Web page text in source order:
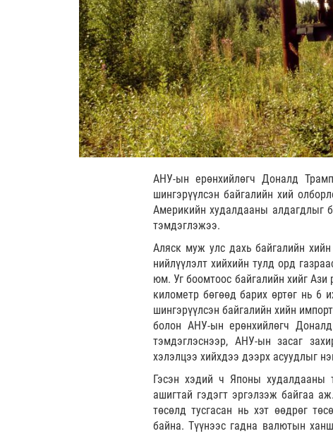
АНУ-ын ерөнхийлөгч Доналд
шингэрүүлсэн байгалийн хий
Америкийн худалдааны алдагдлыг
тэмдэглэжээ.
Аляск муж улс дахь байгалийн
нийлүүлэлт хийхийн тулд орд
юм. Уг боомтоос байгалийн хийг
километр бөгөөд барих өртөг нь
шингэрүүлсэн байгалийн хийн
болон АНУ-ын ерөнхийлөгч
тэмдэглэснээр, АНУ-ын засаг
хэлэлцээ хийхдээ дээрх асуудлыг
Гэсэн хэдий ч Японы худалдааны
ашигтай гэдэгт эргэлзэж байгаа
төсөлд тусгасан нь хэт өөдрөг
байна. Түүнээс гадна валютын